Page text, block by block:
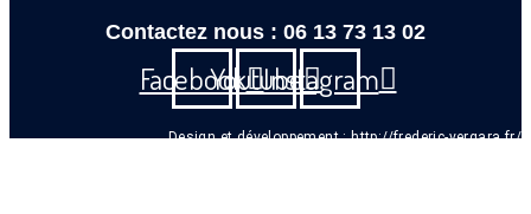
Contactez nous : 06 13 73 13 02
FacebookYoutubeInstagram
Design et développement :http://frederic-vergara.fr/